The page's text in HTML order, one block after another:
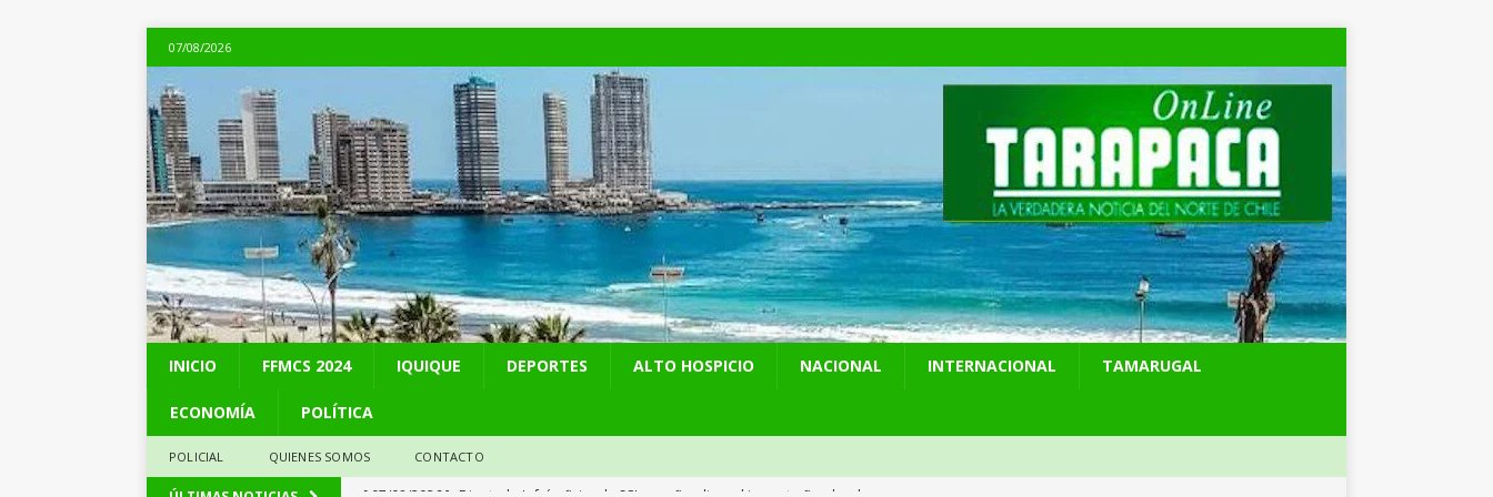
07/08/2026
INICIO FFMCS 2024 IQUIQUE DEPORTES ALTO HOSPICIO NACIONAL INTERNACIONAL TAMARUGAL
ECONOMÍA POLÍTICA
POLICIAL QUIENES SOMOS CONTACTO